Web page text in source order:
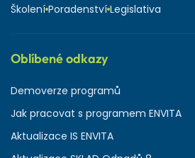
Školení Poradenství Legislativa
Oblíbené odkazy
Demoverze programů
Jak pracovat s programem ENVITA
Aktualizace IS ENVITA